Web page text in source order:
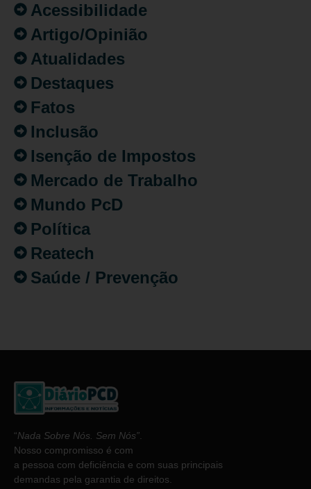
Acessibilidade
Artigo/Opinião
Atualidades
Destaques
Fatos
Inclusão
Isenção de Impostos
Mercado de Trabalho
Mundo PcD
Política
Reatech
Saúde / Prevenção
“Nada Sobre Nós. Sem Nós”.
Nosso compromisso é com
a pessoa com deficiência e com suas principais
demandas pela garantia de direitos.